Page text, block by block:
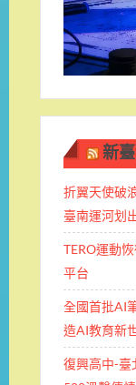
新
折翼天使破
臺南運河划
TERO運動
平台
全國首批AI
造AI教育新
復興高中-